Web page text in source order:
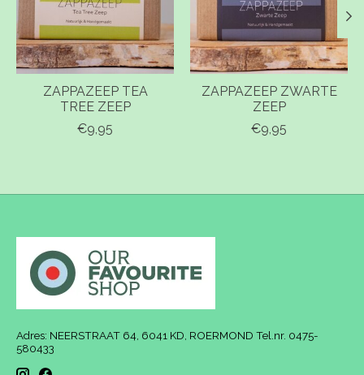
ZAPPAZEEP TEA
TREE ZEEP
€9,95
ZAPPAZEEP ZWARTE
ZEEP
€9,95
Adres: NEERSTRAAT 64, 6041 KD, ROERMOND Tel.nr. 0475-
580433